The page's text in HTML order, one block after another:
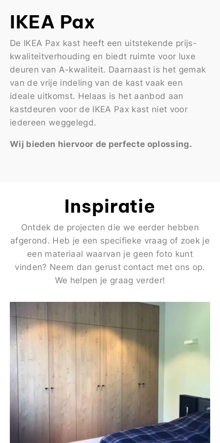
IKEA Pax
De IKEA Pax kast heeft een uitstekende prijs-
kwaliteitverhouding en biedt ruimte voor luxe
deuren van A-kwaliteit. Daarnaast is het gemak
van de vrije indeling van de kast vaak een
ideale uitkomst. Helaas is het aanbod aan
kastdeuren voor de IKEA Pax kast niet voor
iedereen weggelegd.
Wij bieden hiervoor de perfecte oplossing.
Inspiratie
Ontdek de projecten die we eerder hebben
afgerond. Heb je een specifieke vraag of zoek je
een materiaal waarvan je geen foto kunt
vinden? Neem dan gerust contact met ons op.
We helpen je graag verder!